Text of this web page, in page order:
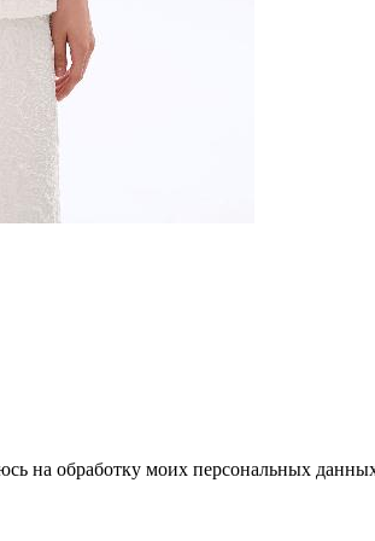
на обработку моих персональных